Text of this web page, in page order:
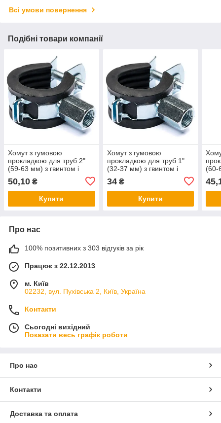
Всі умови повернення
Подібні товари компанії
Хомут з гумовою
прокладкою для труб 2"
(59-63 мм) з гвинтом і
50,10 ₴
Купити
Хомут з гумовою
прокладкою для труб 1"
(32-37 мм) з гвинтом і
34₴
Купити
(60-
Про нас
100% позитивних з 303 відгуків за рік
Працює з 22.12.2013
м. Київ
02232, вул. Пухівська 2, Київ, Україна
Контакти
Сьогодні вихідний
Показати весь графік роботи
Про нас
Контакти
Доставка та оплата